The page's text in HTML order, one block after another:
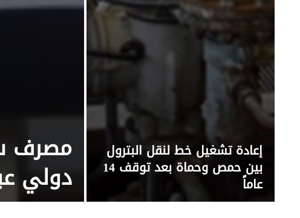
مصرف
دولي
إعادة تشغيل خط لنقل البترول
بين حمص وحماة بعد توقف 14
عاماً